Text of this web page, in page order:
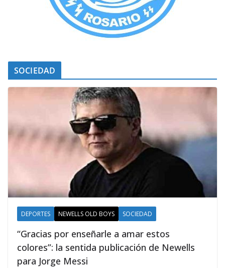
SOCIEDAD
DEPORTES NEWELLS OLD BOYS SOCIEDAD
“Gracias por enseñarle a amar estos
colores”: la sentida publicación de Newells
para Jorge Messi